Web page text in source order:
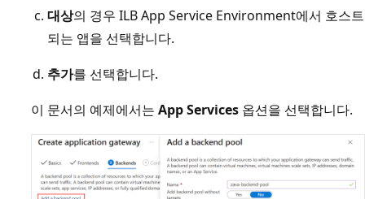
대상의 경우 ILB App Service Environment에서 호스트
되는 앱을 선택합니다.
추가를 선택합니다.
이 문서의 예제에서는 App Services 옵션을 선택합니다.